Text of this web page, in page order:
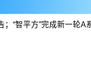
“智平方”完成新一轮A